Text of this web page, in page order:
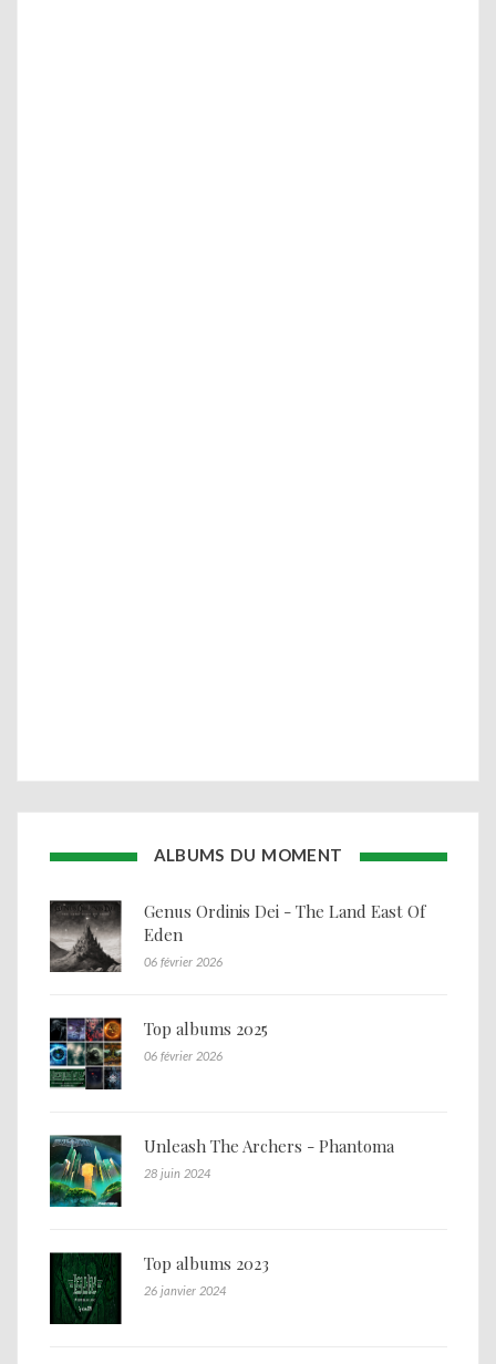
ALBUMS DU MOMENT
Genus Ordinis Dei - The Land East Of
Eden
06 février 2026
Top albums 2025
06 février 2026
Unleash The Archers - Phantoma
28 juin 2024
Top albums 2023
26 janvier 2024